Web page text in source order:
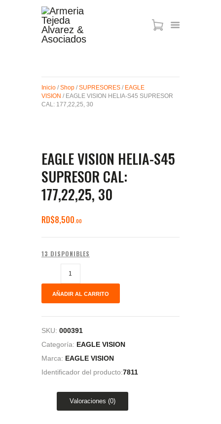
MIRAS
MUNICIONES
SABER TACTICAL
Inicio / Shop / SUPRESORES / EAGLE
VISION / EAGLE VISION HELIA-S45 SUPRESOR
CAL: 177,22,25, 30
EAGLE VISION HELIA-S45
SUPRESOR CAL:
177,22,25, 30
RD$8,500 00
13 DISPONIBLES
AÑADIR AL CARRITO
SKU: 000391
Categoría: EAGLE VISION
Marca: EAGLE VISION
Identificador del producto:7811
Valoraciones (0)